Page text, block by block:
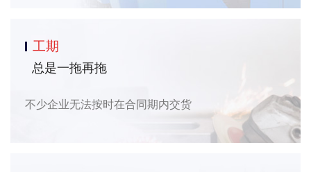
工期
总是一拖再拖
不少企业无法按时在合同期内交货